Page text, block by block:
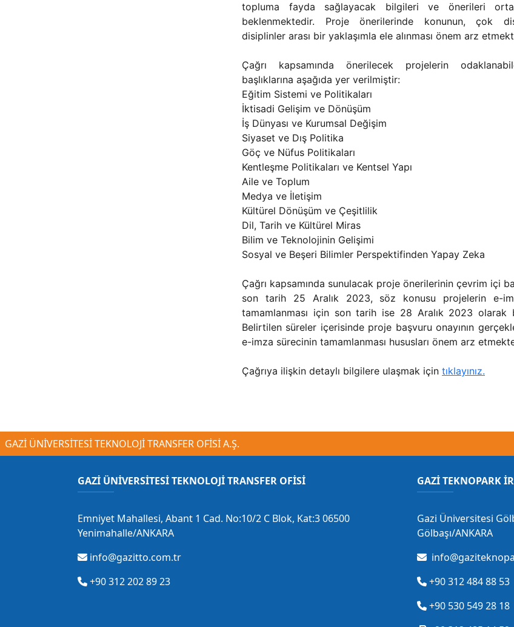
topluma fayda sağlayacak bilgileri ve önerileri
beklenmektedir. Proje önerilerinde konunun, çok
disiplinler arası bir yaklaşımla ele alınması önem arz
Çağrı kapsamında önerilecek projelerin
başlıklarına aşağıda yer verilmiştir:
Eğitim Sistemi ve Politikaları
İktisadi Gelişim ve Dönüşüm
İş Dünyası ve Kurumsal Değişim
Siyaset ve Dış Politika
Göç ve Nüfus Politikaları
Kentleşme Politikaları ve Kentsel Yapı
Aile ve Toplum
Medya ve İletişim
Kültürel Dönüşüm ve Çeşitlilik
Dil, Tarih ve Kültürel Miras
Bilim ve Teknolojinin Gelişimi
Sosyal ve Beşeri Bilimler Perspektifinden Yapay Zeka
Çağrı kapsamında sunulacak proje önerilerinin çevrim içi
son tarih 25 Aralık 2023, söz konusu projelerin e-
tamamlanması için son tarih ise 28 Aralık 2023 olarak
Belirtilen süreler içerisinde proje başvuru onayının
e-imza sürecinin tamamlanması hususları önem arz
Çağrıya ilişkin detaylı bilgilere ulaşmak için tıklayınız.
GAZİ ÜNİVERSİTESİ TEKNOLOJİ TRANSFER OFİSİ A.Ş.
GAZİ ÜNİVERSİTESİ TEKNOLOJİ TRANSFER OFİSİ
Emniyet Mahallesi, Abant 1 Cad. No:10/2 C Blok, Kat:3 06500
Yenimahalle/ANKARA
info@gazitto.com.tr
+90 312 202 89 23
GAZİ TEKNOPARK
Gazi Üniversitesi
Gölbaşı/ANKARA
+90 312 484 88 53
+90 530 549 28 18